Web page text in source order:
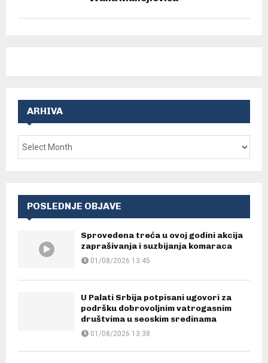
ARHIVA
POSLEDNJE OBJAVE
Sprovedena treća u ovoj godini akcija
zaprašivanja i suzbijanja komaraca
01/08/2026 13:45
U Palati Srbija potpisani ugovori za
podršku dobrovoljnim vatrogasnim
društvima u seoskim sredinama
01/08/2026 13:38